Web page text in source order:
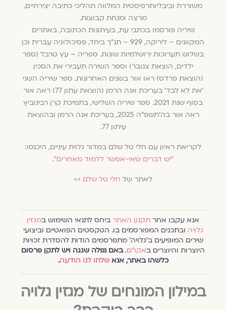
משוררת וביבליותרפיסטית המלווה תהליכי כתיבה יצירתיים,
מרצה ומנחת קבוצות.
שיריה פורסמו בכתבי עת, בעיתונות הכתובה, באתרים
המקוונים – ליריקה, 929 – תנ"ך ביחד, פסיכולוגיה עברית וכן
בשלוש תערוכות ירושלמיות שונות. ספריה – עץ טרבל (ספר
ילדים, הוצאת צנובר) וספר השירה תעבירי את הסכין
(הוצאת פרדס) ראו אור בשנים האחרונות. ספר שיריה השני
'את לא לבד' בעריכת אנה הרמן (הוצאת עתון 77) ראה אור
בסוף שנת 2021. ספר שיריה השלישי, בתמיכת קרן רבינוביץ
ראה אור בה׳תשפ"ה 2025, בעריכת אנה הרמן ובהוצאת
עיתון 77.
לקריאת ראיון עם חלי טל שלם במדור גלוית עיניים, היכנסו:
״יש דברים שאי-אפשר ללמוד מאחרים״.
לאתר שלחלי טל שלם>>
אנא עקבו אחרתקנון האתרביחס לתנאי השימוש ב מגזין
גלויהובתכנים המפורסמים בו. הטקסטים הפואטיים וביצועי
שירים המופיעים ב׳גלויה׳ מתפרסמים הודות להסדרת זכויות
היוצרות והיוצרים ב אקו״ם.באם נפלה שגגה ויש לתקן פרסום
כלשהו באתר, אנאשלחו לנו הודעה.
במילון המונחים של מגזין גלויה